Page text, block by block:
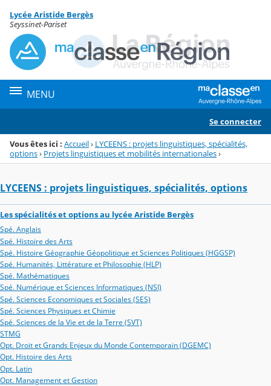
Menu de la rubrique
Contenu
Lycée Aristide Bergès
Seyssinet-Pariset
MENU
Se connecter
Vous êtes ici : Accueil› LYCEENS : projets linguistiques, spécialités,
options› Projets linguistiques et mobilités internationales›
LYCEENS : projets linguistiques, spécialités, options
Les spécialités et options au lycée Aristide Bergès
Spé. Anglais
Spé. Histoire des Arts
Spé. Histoire Géographie Géopolitique et Sciences Politiques (HGGSP)
Spé. Humanités, Littérature et Philosophie (HLP)
Spé. Mathématiques
Spé. Numérique et Sciences Informatiques (NSI)
Spé. Sciences Economiques et Sociales (SES)
Spé. Sciences Physiques et Chimie
Spé. Sciences de la Vie et de la Terre (SVT)
STMG
Opt. Droit et Grands Enjeux du Monde Contemporain (DGEMC)
Opt. Histoire des Arts
Opt. Latin
Opt. Management et Gestion